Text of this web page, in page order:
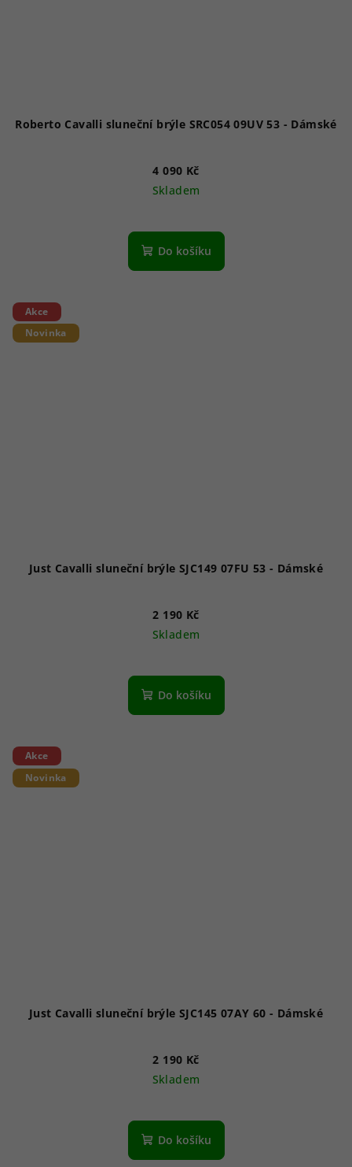
Roberto Cavalli sluneční brýle SRC054 09UV 53 - Dámské
4 090 Kč
Skladem
Do košíku
Akce
Novinka
Just Cavalli sluneční brýle SJC149 07FU 53 - Dámské
2 190 Kč
Skladem
Do košíku
Akce
Novinka
Just Cavalli sluneční brýle SJC145 07AY 60 - Dámské
2 190 Kč
Skladem
Do košíku